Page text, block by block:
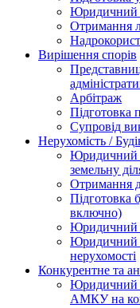
Юридичний
Отримання
Вирішення спорів
Арбітраж
Підготовка
Супровід
Нерухомість /
Юридичний
земельну
Отримання
Підготовка
включно)
Юридичний
Юридичний
нерухомості
Конкурентне та
Юридичний
АМКУ на